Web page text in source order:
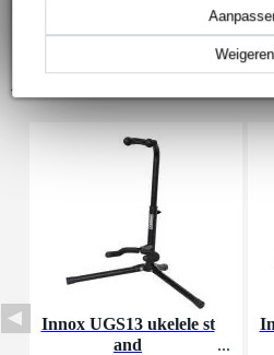
Weigeren
Innox UGS13 ukelele st
and